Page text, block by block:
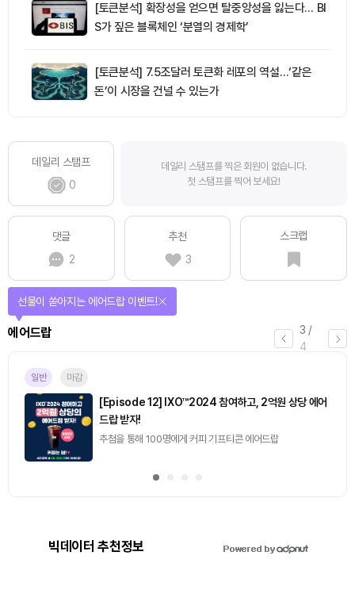
[토큰분석] 확장성을 얻으면 탈중앙성을 잃는다… BI
S가 짚은 블록체인 ‘분열의 경제학’
[토큰분석] 7.5조달러 토큰화 레포의 역설…‘같은
돈’이 시장을 건널 수 있는가
데일리 스탬프
0
데일리 스탬프를 찍은 회원이 없습니다.
첫 스탬프를 찍어 보세요!
댓글
2
추천
3
스크랩
3 /
4
에어드랍
선물이 쏟아지는 에어드랍 이벤트!
일반 마감
[Episode 12] IXO™2024 참여하고, 2억원 상당 에어
드랍 받자!
추첨을 통해 100명에게 커피 기프티콘 에어드랍
빅데이터 추천정보